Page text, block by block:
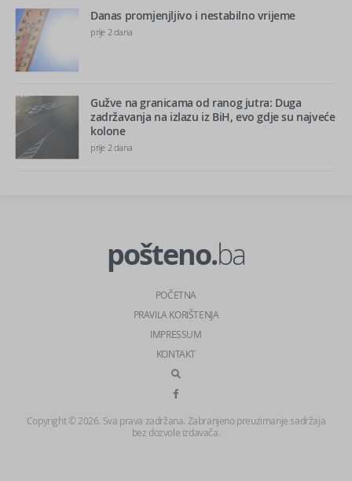
Danas promjenjljivo i nestabilno vrijeme
prije 2 dana
Gužve na granicama od ranog jutra: Duga
zadržavanja na izlazu iz BiH, evo gdje su najveće
kolone
prije 2 dana
pošteno.ba
POČETNA
PRAVILA KORIŠTENJA
IMPRESSUM
KONTAKT
Copyright © 2026. Sva prava zadržana. Zabranjeno preuzimanje sadržaja
bez dozvole izdavača.